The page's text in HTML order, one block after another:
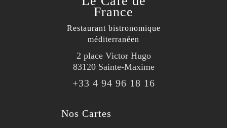
France
Restaurant bistronomique
méditerranéen
2 place Victor Hugo
83120 Sainte-Maxime
+33 4 94 96 18 16
Nos Cartes